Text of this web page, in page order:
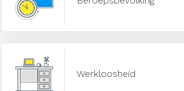
Werkloosheid